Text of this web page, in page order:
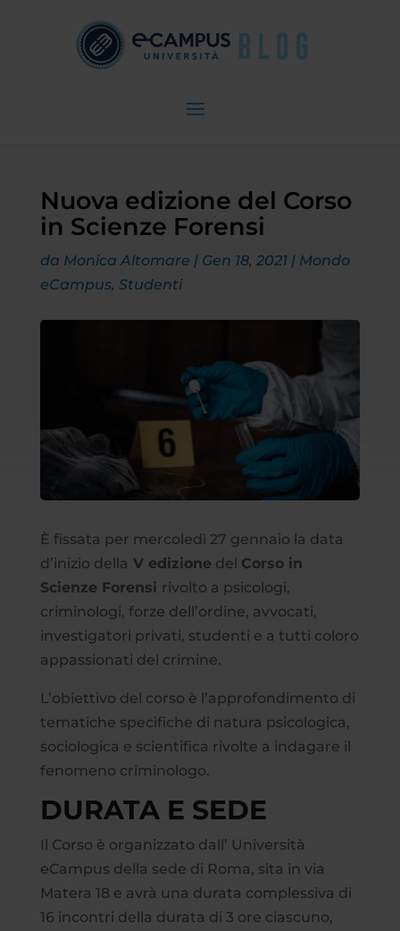
Nuova edizione del Corso
in Scienze Forensi
da Monica Altomare | Gen 18, 2021| Mondo
eCampus, Studenti
È fissata per mercoledì 27 gennaio la data
d’inizio della V edizione del Corso in
Scienze Forensi rivolto a psicologi,
criminologi, forze dell’ordine, avvocati,
investigatori privati, studenti e a tutti coloro
appassionati del crimine.
L’obiettivo del corso è l’approfondimento di
tematiche specifiche di natura psicologica,
sociologica e scientifica rivolte a indagare il
fenomeno criminologo.
DURATA E SEDE
Il Corso è organizzato dall’ Università
eCampus della sede di Roma, sita in via
Matera 18 e avrà una durata complessiva di
16 incontri della durata di 3 ore ciascuno,